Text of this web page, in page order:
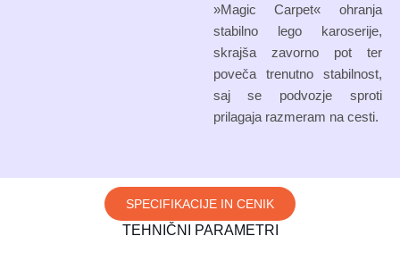
»Magic Carpet« ohranja
stabilno lego karoserije,
skrajša zavorno pot ter
poveča trenutno stabilnost,
saj se podvozje sproti
prilagaja razmeram na cesti.
SPECIFIKACIJE IN CENIK
TEHNIČNI PARAMETRI